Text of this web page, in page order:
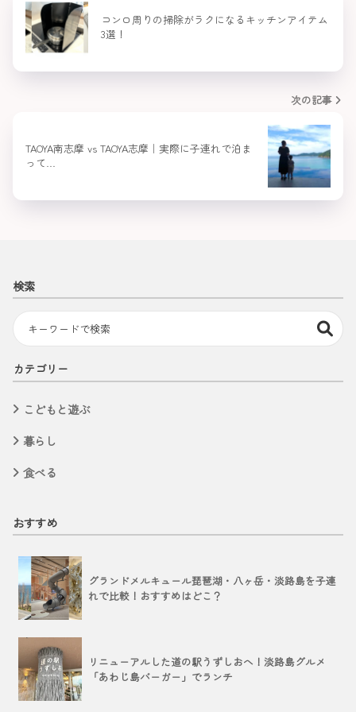
コンロ周りの掃除がラクになるキッチンアイテム
3選！
次の記事
TAOYA南志摩 vs TAOYA志摩｜実際に子連れで泊ま
って…
検索
カテゴリー
こどもと遊ぶ
暮らし
食べる
おすすめ
グランドメルキュール琵琶湖・八ヶ岳・淡路島を子連
れで比較！おすすめはどこ？
リニューアルした道の駅うずしおへ！淡路島グルメ
「あわじ島バーガー」でランチ